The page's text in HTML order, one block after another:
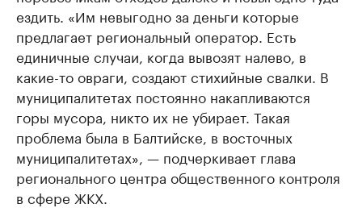
ездить. «Им невыгодно за деньги которые
предлагает региональный оператор. Есть
единичные случаи, когда вывозят налево, в
какие-то овраги, создают стихийные свалки. В
муниципалитетах постоянно накапливаются
горы мусора, никто их не убирает. Такая
проблема была в Балтийске, в восточных
муниципалитетах», — подчеркивает глава
регионального центра общественного контроля
в сфере ЖКХ.